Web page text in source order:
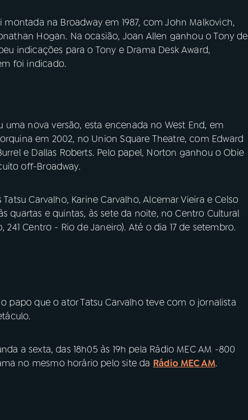
montada na Broadway em 1987, com John Malkovich,
Hogan. Na ocasião, Joan Allen ganhou o Tony de
indicações para o Tony e Drama Desk Award,
foi indicado.
uma nova versão, esta encenada no West End, em
em 2002, no Union Square Theatre, com Edward
e Dallas Roberts. Pelo papel, Norton ganhou o Obie
off-Broadway.
Carvalho, Karine Carvalho, Alcemar Vieira e Celso
quartas e quintas, às sete da noite, no Centro Cultural
241 Centro - Rio de Janeiro). Até o dia 17 de setembro.
papo que o ator Tatsu Carvalho teve com o jornalista
a sexta, das 18h05 às 19h pela Rádio MEC AM -800
no mesmo horário pelo site da Rádio MEC AM.